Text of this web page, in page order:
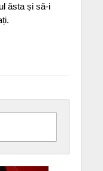
ăsta și să-i